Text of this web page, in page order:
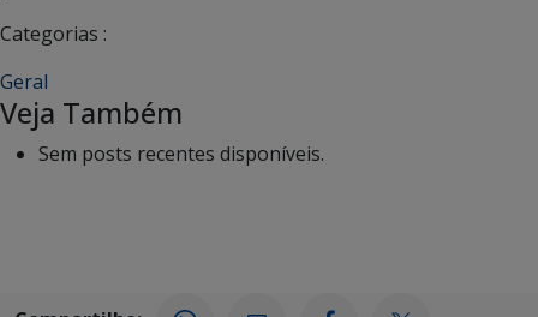
Categorias :
Geral
Veja Também
Sem posts recentes disponíveis.